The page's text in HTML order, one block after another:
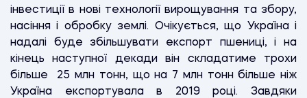
інвестиції в нові технології вирощування та збору,
насіння і обробку землі. Очікується, що Україна і
надалі буде збільшувати експорт пшениці, і на
кінець наступної декади він складатиме трохи
більше 25 млн тонн, що на 7 млн тонн більше ніж
Україна експортувала в 2019 році. Завдяки